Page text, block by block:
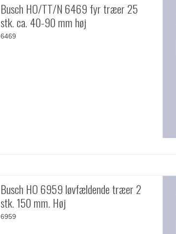
Busch HO/TT/N 6469 fyr træer 25
stk. ca. 40-90 mm høj
6469
Busch HO 6959 løvfældende træer 2
stk. 150 mm. Høj
6959